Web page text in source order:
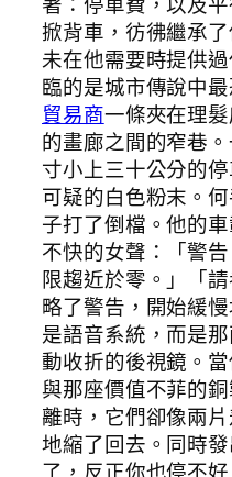
掀背車，彷彿繼承
未在他需要時提供
臨的是城市傳說中最
貿易商一條夾在理
的畫廊之間的窄巷
寸小上三十公分的
可疑的白色粉末。
子打了倒檔。他的
不快的女聲：「警
限趨近於零。」「
略了警告，開始緩
是語音系統，而是
動收折的後視鏡。
與那座價值不菲的
離時，它們卻像兩
地縮了回去。同時